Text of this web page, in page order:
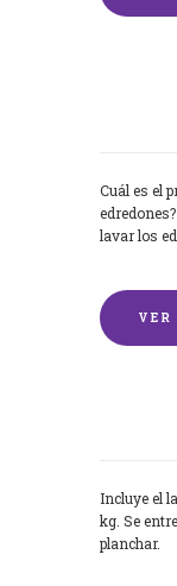
Cuál es el
lavar los
VER
Incluye el
kg. Se
planchar.